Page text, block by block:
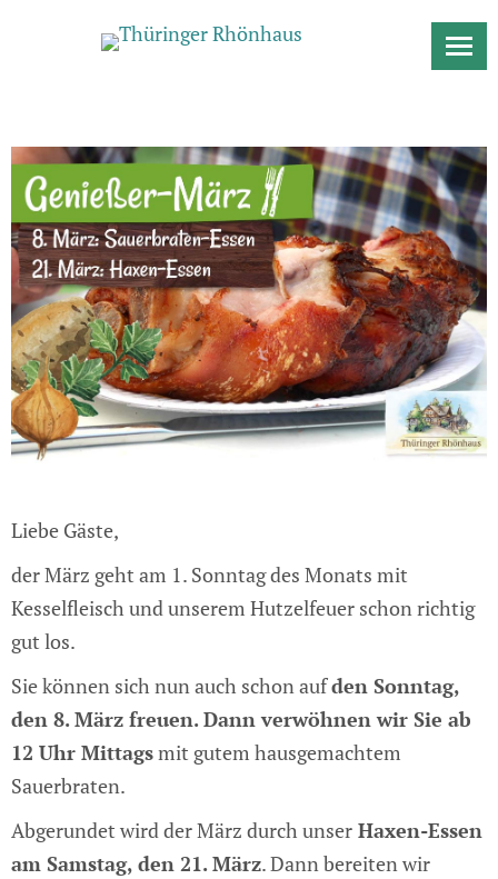
Liebe Gäste,
der März geht am 1. Sonntag des Monats mit
Kesselfleisch und unserem Hutzelfeuer schon richtig
gut los.
Sie können sich nun auch schon aufden Sonntag,
den 8. März freuen. Dann verwöhnen wir Sie ab
12 Uhr Mittagsmit gutem hausgemachtem
Sauerbraten.
Abgerundet wird der März durch unser Haxen-Essen
am Samstag, den 21. März. Dann bereiten wir